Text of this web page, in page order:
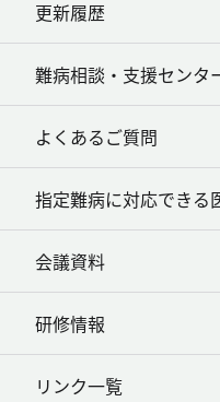
更新履歴
難病相談・支援センタ
よくあるご質問
指定難病に対応できる
会議資料
研修情報
リンク一覧